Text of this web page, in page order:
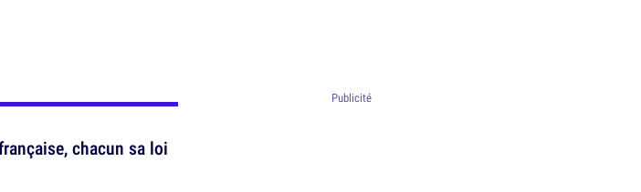
chacun sa loi